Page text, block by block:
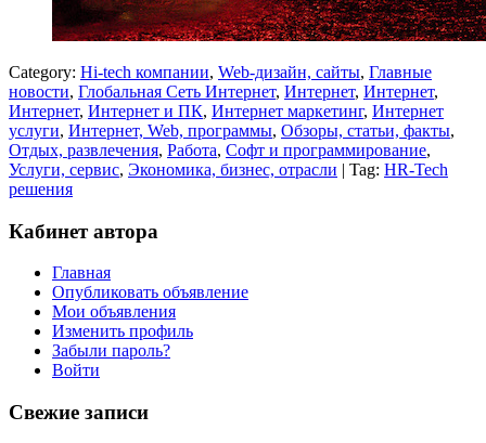
Category: Hi-tech компании, Web-дизайн, сайты, Главные
новости, Глобальная Сеть Интернет, Интернет, Интернет,
Интернет, Интернет и ПК, Интернет маркетинг, Интернет
услуги, Интернет, Web, программы, Обзоры, статьи, факты,
Отдых, развлечения, Работа, Софт и программирование,
Услуги, сервис, Экономика, бизнес, отрасли | Tag: HR-Tech
решения
Кабинет автора
Главная
Опубликовать объявление
Мои объявления
Изменить профиль
Забыли пароль?
Войти
Свежие записи